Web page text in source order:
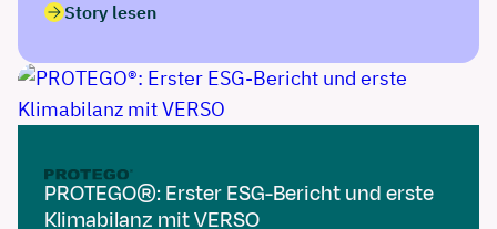
Story lesen
PROTEGO®: Erster ESG-Bericht und erste
Klimabilanz mit VERSO